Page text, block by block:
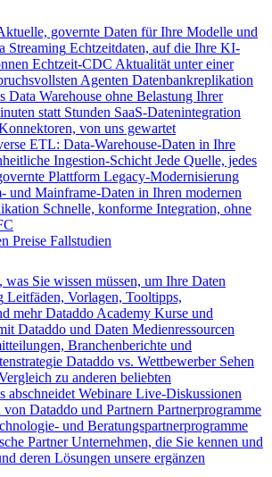
governte Daten für Ihre Modelle und
Streaming Echtzeitdaten, auf die Ihre KI-
Echtzeit-CDC Aktualität unter einer
Agenten Datenbankreplikation
Warehouse ohne Belastung Ihrer
statt Stunden SaaS-Datenintegration
von uns gewartet
ETL: Data-Warehouse-Daten in Ihre
Ingestion-Schicht Jede Quelle, jedes
Plattform Legacy-Modernisierung
und Mainframe-Daten in Ihren modernen
Schnelle, konforme Integration, ohne
Preise Fallstudien
was Sie wissen müssen, um Ihre Daten
Leitfäden, Vorlagen, Tooltipps,
mehr Dataddo Academy Kurse und
Dataddo und Daten Medienressourcen
Branchenberichte und
Dataddo vs. Wettbewerber Sehen
zu anderen beliebten
abschneidet Webinare Live-Diskussionen
Dataddo und Partnern Partnerprogramme
und Beratungspartnerprogramme
Partner Unternehmen, die Sie kennen und
deren Lösungen unsere ergänzen